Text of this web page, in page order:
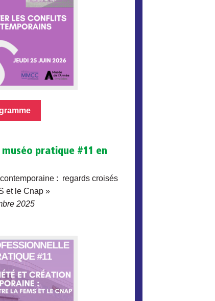
pratique #11 en
: regards croisés
et le Cnap »
2025